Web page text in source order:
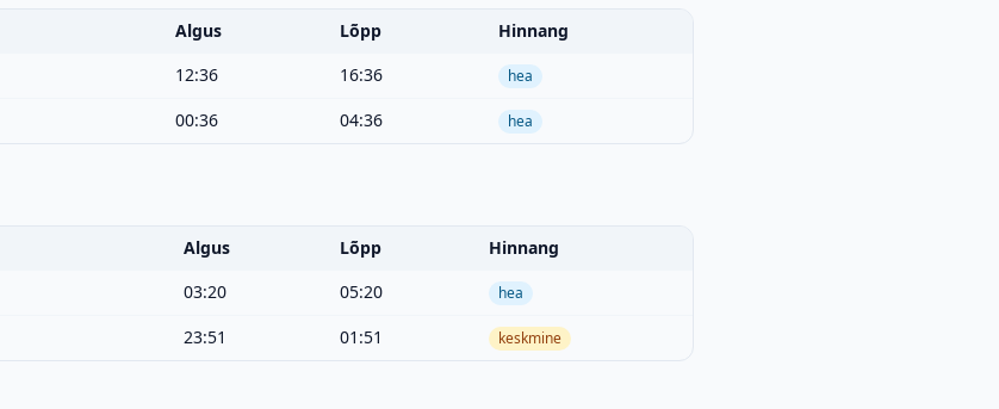
Algus Lõpp
Hinnang
12:36 16:36 hea
00:36 04:36 hea
Algus Lõpp
Hinnang
03:20 05:20 hea
23:51 01:51 keskmine